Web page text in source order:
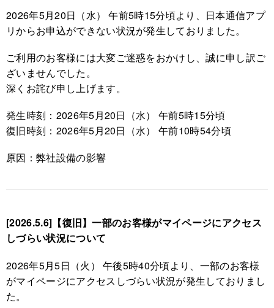
2026年5月20日（水） 午前5時15分頃より、日本通信アプ
リからお申込ができない状況が発生しておりました。
ご利用のお客様には大変ご迷惑をおかけし、誠に申し訳ご
ざいませんでした。
深くお詫び申し上げます。
発生時刻：2026年5月20日（水） 午前5時15分頃
復旧時刻：2026年5月20日（水） 午前10時54分頃
原因：弊社設備の影響
[2026.5.6]【復旧】一部のお客様がマイページにアクセス
しづらい状況について
2026年5月5日（火） 午後5時40分頃より、一部のお客様
がマイページにアクセスしづらい状況が発生しておりまし
た。